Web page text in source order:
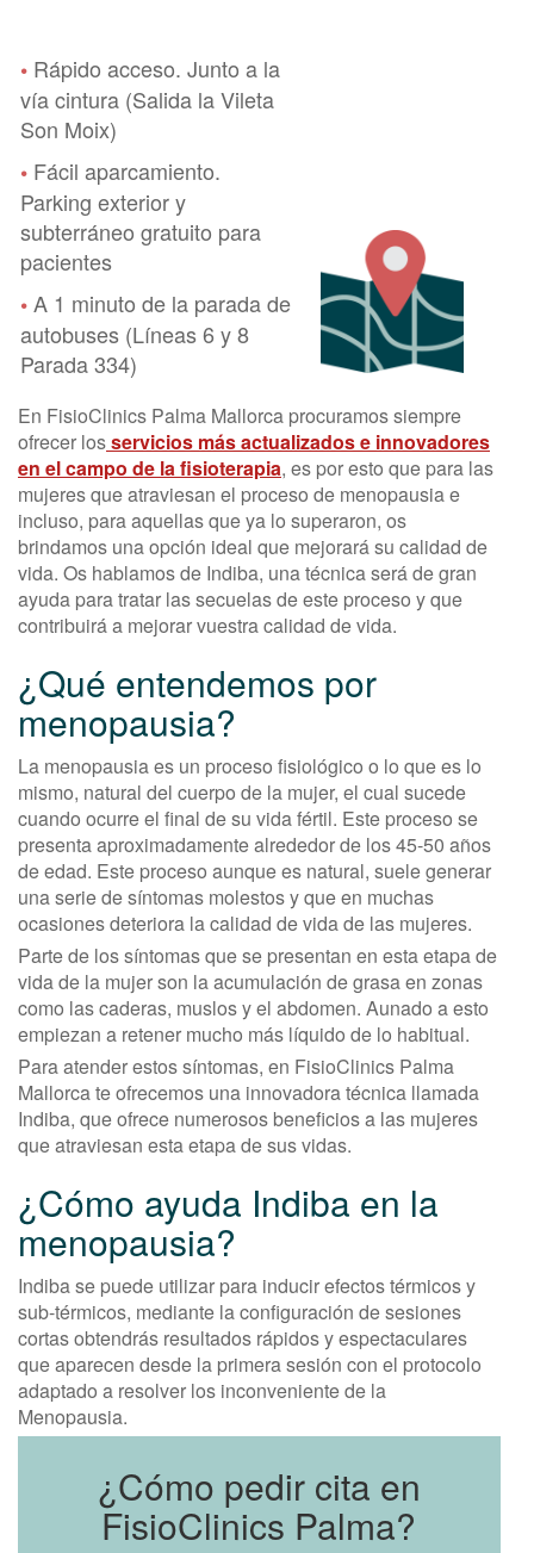
• Rápido acceso. Junto a la
vía cintura (Salida la Vileta
Son Moix)
• Fácil aparcamiento.
Parking exterior y
subterráneo gratuito para
pacientes
•A 1 minuto de la parada de
autobuses (Líneas 6 y 8
Parada 334)
En FisioClinics Palma Mallorca procuramos siempre
ofrecer losservicios más actualizados e innovadores
en el campo de la fisioterapia, es por esto que para las
mujeres que atraviesan el proceso de menopausia e
incluso, para aquellas que ya lo superaron, os
brindamos una opción ideal que mejorará su calidad de
vida. Os hablamos de Indiba, una técnica será de gran
ayuda para tratar las secuelas de este proceso y que
contribuirá a mejorar vuestra calidad de vida.
¿Qué entendemos por
menopausia?
La menopausia es un proceso fisiológico o lo que es lo
mismo, natural del cuerpo de la mujer, el cual sucede
cuando ocurre el final de su vida fértil. Este proceso se
presenta aproximadamente alrededor de los 45-50 años
de edad. Este proceso aunque es natural, suele generar
una serie de síntomas molestos y que en muchas
ocasiones deteriora la calidad de vida de las mujeres.
Parte de los síntomas que se presentan en esta etapa de
vida de la mujer son la acumulación de grasa en zonas
como las caderas, muslos y el abdomen. Aunado a esto
empiezan a retener mucho más líquido de lo habitual.
Para atender estos síntomas, en FisioClinics Palma
Mallorca te ofrecemos una innovadora técnica llamada
Indiba, que ofrece numerosos beneficios a las mujeres
que atraviesan esta etapa de sus vidas.
¿Cómo ayuda Indiba en la
menopausia?
Indiba se puede utilizar para inducir efectos térmicos y
sub-térmicos, mediante la configuración de sesiones
cortas obtendrás resultados rápidos y espectaculares
que aparecen desde la primera sesión con el protocolo
adaptado a resolver los inconveniente de la
Menopausia.
¿Cómo pedir cita en
FisioClinics Palma?